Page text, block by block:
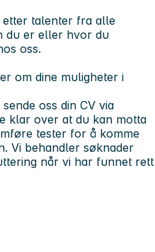
etter talenter fra alle
du er eller hvor du
oss.
om dine muligheter i
oss din CV via
klar over at du kan motta
tester for å komme
Vi behandler søknader
når vi har funnet rett